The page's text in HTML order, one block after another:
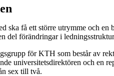
ska få ett större utrymme och
del förändringar i
för KTH som består av
universitetsdirektören och en
sex till två.